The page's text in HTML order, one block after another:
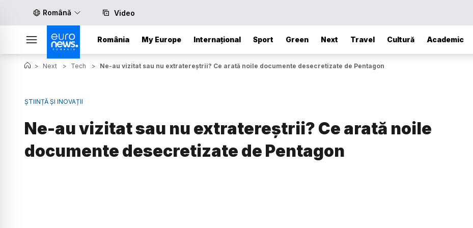
Română Video
România My Europe Internațional Sport Green Next Travel Cultură Academic
> Next > Tech > Ne-au vizitat sau nu extratereștrii? Ce arată noile documente desecretizate de Pentagon
ȘTIINȚĂ ȘI INOVAȚII
Ne-au vizitat sau nu extratereștrii? Ce arată noile
documente desecretizate de Pentagon